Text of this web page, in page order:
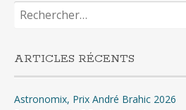
Rechercher :
ARTICLES RÉCENTS
Astronomix, Prix André Brahic 2026